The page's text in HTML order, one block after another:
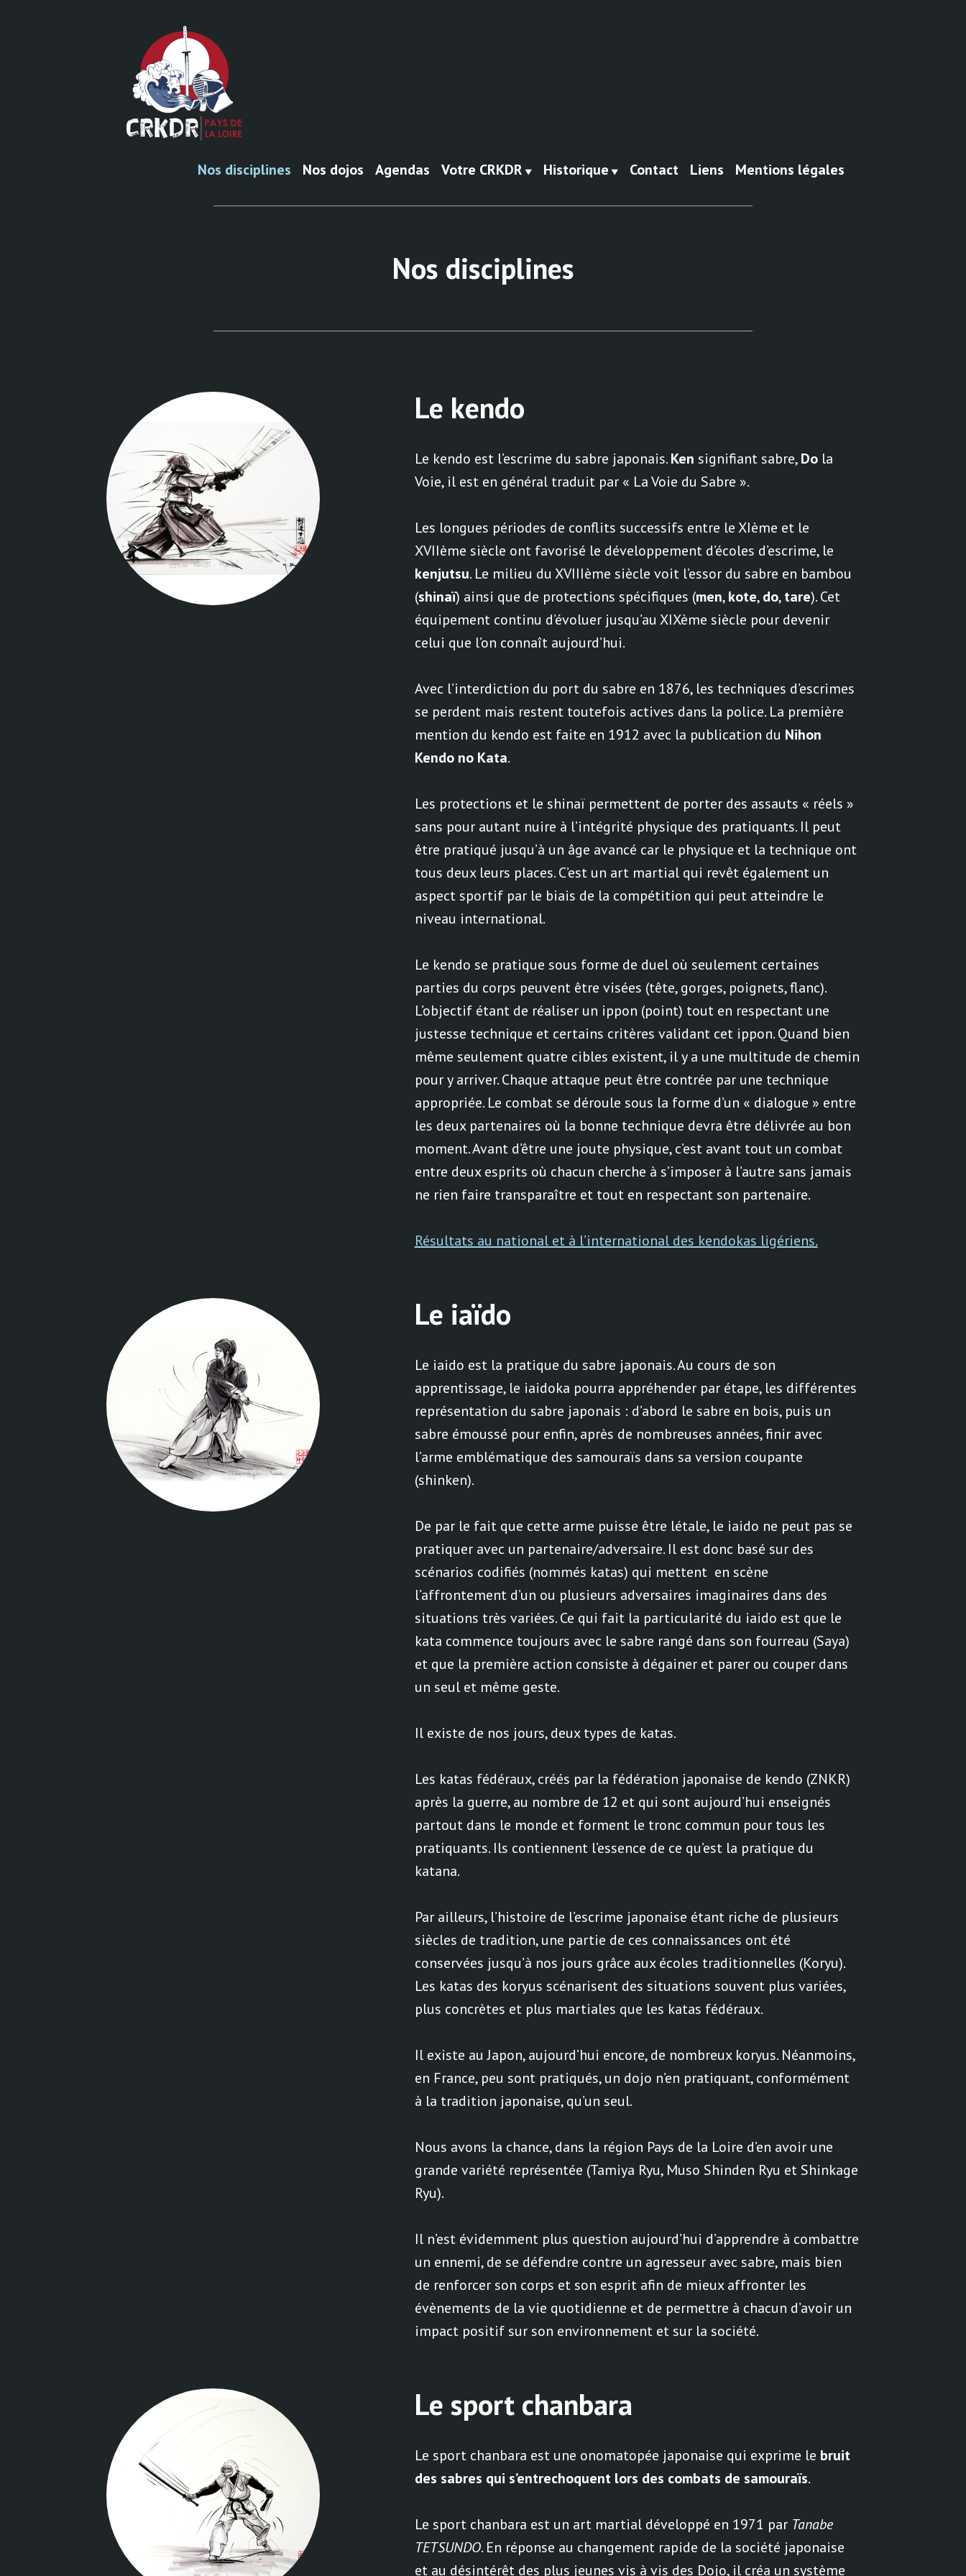
Nos disciplines Nos dojos Agendas Votre CRKDR Historique Contact Liens Mentions légales
Nos disciplines
Le kendo
Le kendo est l’escrime du sabre japonais.Ken signifiant sabre,Dola
Voie, il est en général traduit par « La Voie du Sabre ».
Les longues périodes de conflits successifs entre le XIème et le
XVIIème siècle ont favorisé le développement d’écoles d’escrime, le
kenjutsu. Le milieu du XVIIIème siècle voit l’essor du sabre en bambou
(shinaï) ainsi que de protections spécifiques (men,kote,do,tare). Cet
équipement continu d’évoluer jusqu’au XIXème siècle pour devenir
celui que l’on connaît aujourd’hui.
Avec l’interdiction du port du sabre en 1876, les techniques d’escrimes
se perdent mais restent toutefois actives dans la police. La première
mention du kendo est faite en 1912 avec la publication du Nihon
Kendo no Kata.
Les protections et le shinaï permettent de porter des assauts « réels »
sans pour autant nuire à l’intégrité physique des pratiquants. Il peut
être pratiqué jusqu’à un âge avancé car le physique et la technique ont
tous deux leurs places. C’est un art martial qui revêt également un
aspect sportif par le biais de la compétition qui peut atteindre le
niveau international.
Le kendo se pratique sous forme de duel où seulement certaines
parties du corps peuvent être visées (tête, gorges, poignets, flanc).
L’objectif étant de réaliser un ippon (point) tout en respectant une
justesse technique et certains critères validant cet ippon. Quand bien
même seulement quatre cibles existent, il y a une multitude de chemin
pour y arriver. Chaque attaque peut être contrée par une technique
appropriée. Le combat se déroule sous la forme d’un « dialogue » entre
les deux partenaires où la bonne technique devra être délivrée au bon
moment. Avant d’être une joute physique, c’est avant tout un combat
entre deux esprits où chacun cherche à s’imposer à l’autre sans jamais
ne rien faire transparaître et tout en respectant son partenaire.
Résultats au national et à l’international des kendokas ligériens.
Le iaïdo
Le iaido est la pratique du sabre japonais. Au cours de son
apprentissage, le iaidoka pourra appréhender par étape, les différentes
représentation du sabre japonais : d’abord le sabre en bois, puis un
sabre émoussé pour enfin, après de nombreuses années, finir avec
l’arme emblématique des samouraïs dans sa version coupante
(shinken).
De par le fait que cette arme puisse être létale, le iaido ne peut pas se
pratiquer avec un partenaire/adversaire. Il est donc basé sur des
scénarios codifiés (nommés katas) qui mettent en scène
l’affrontement d’un ou plusieurs adversaires imaginaires dans des
situations très variées. Ce qui fait la particularité du iaido est que le
kata commence toujours avec le sabre rangé dans son fourreau (Saya)
et que la première action consiste à dégainer et parer ou couper dans
un seul et même geste.
Il existe de nos jours, deux types de katas.
Les katas fédéraux, créés par la fédération japonaise de kendo (ZNKR)
après la guerre, au nombre de 12 et qui sont aujourd’hui enseignés
partout dans le monde et forment le tronc commun pour tous les
pratiquants. Ils contiennent l’essence de ce qu’est la pratique du
katana.
Par ailleurs, l’histoire de l’escrime japonaise étant riche de plusieurs
siècles de tradition, une partie de ces connaissances ont été
conservées jusqu’à nos jours grâce aux écoles traditionnelles (Koryu).
Les katas des koryus scénarisent des situations souvent plus variées,
plus concrètes et plus martiales que les katas fédéraux.
Il existe au Japon, aujourd’hui encore, de nombreux koryus. Néanmoins,
en France, peu sont pratiqués, un dojo n’en pratiquant, conformément
à la tradition japonaise, qu’un seul.
Nous avons la chance, dans la région Pays de la Loire d’en avoir une
grande variété représentée (Tamiya Ryu, Muso Shinden Ryu et Shinkage
Ryu).
Il n’est évidemment plus question aujourd’hui d’apprendre à combattre
un ennemi, de se défendre contre un agresseur avec sabre, mais bien
de renforcer son corps et son esprit afin de mieux affronter les
évènements de la vie quotidienne et de permettre à chacun d’avoir un
impact positif sur son environnement et sur la société.
Le sport chanbara
Le sport chanbara est une onomatopée japonaise qui exprime le bruit
des sabres qui s’entrechoquent lors des combats de samouraïs.
Le sport chanbara est un art martial développé en 1971 par Tanabe
TETSUNDO. En réponse au changement rapide de la société japonaise
et au désintérêt des plus jeunes vis à vis des Dojo, il créa un système